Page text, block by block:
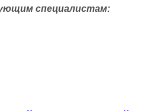
специалистам: